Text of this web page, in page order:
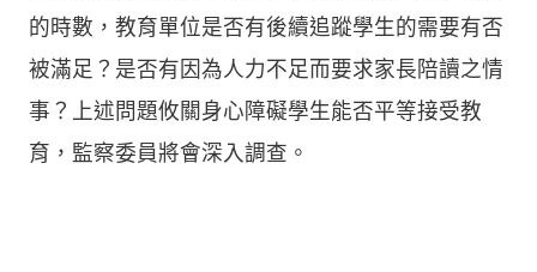
的時數，教育單位是否有後續追蹤學生的需要有否
被滿足？是否有因為人力不足而要求家長陪讀之情
事？上述問題攸關身心障礙學生能否平等接受教
育，監察委員將會深入調查。